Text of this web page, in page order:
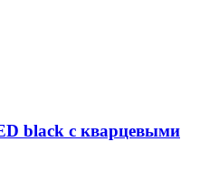
black с кварцевыми